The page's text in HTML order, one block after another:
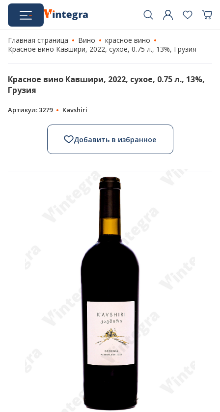
Главная страница Вино
красное вино
Красное вино Кавшири, 2022, сухое, 0.75 л., 13%, Грузия
Красное вино Кавшири, 2022, сухое, 0.75 л., 13%,
Грузия
Артикул: 3279 Kavshiri
Добавить в избранное